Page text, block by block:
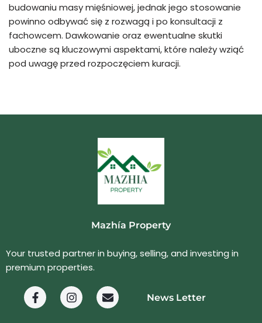
budowaniu masy mięśniowej, jednak jego stosowanie
powinno odbywać się z rozwagą i po konsultacji z
fachowcem. Dawkowanie oraz ewentualne skutki
uboczne są kluczowymi aspektami, które należy wziąć
pod uwagę przed rozpoczęciem kuracji.
Mazhía Property
Your trusted partner in buying, selling, and investing in
premium properties.
News Letter